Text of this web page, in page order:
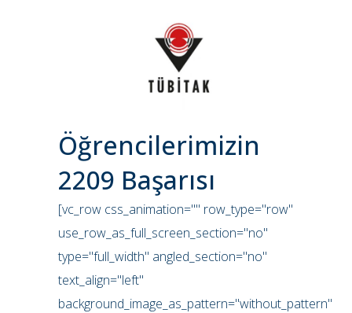
Öğrencilerimizin
2209 Başarısı
[vc_row css_animation="" row_type="row"
use_row_as_full_screen_section="no"
type="full_width" angled_section="no"
text_align="left"
background_image_as_pattern="without_pattern"